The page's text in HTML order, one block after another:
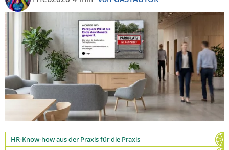
HR-Know-how aus der Praxis für die Praxis